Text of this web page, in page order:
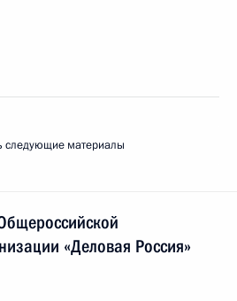
следующие материалы
«Деловая Россия»